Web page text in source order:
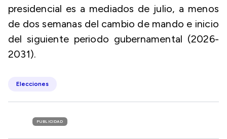
presidencial es a mediados de julio, a menos
de dos semanas del cambio de mando e inicio
del siguiente periodo gubernamental (2026-
2031).
Elecciones
PUBLICIDAD